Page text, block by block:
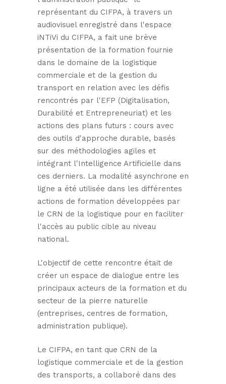
représentant du CIFPA, à travers un
audiovisuel enregistré dans l'espace
iNTiVi du CIFPA, a fait une brève
présentation de la formation fournie
dans le domaine de la logistique
commerciale et de la gestion du
transport en relation avec les défis
rencontrés par l'EFP (Digitalisation,
Durabilité et Entrepreneuriat) et les
actions des plans futurs : cours avec
des outils d'approche durable, basés
sur des méthodologies agiles et
intégrant l'Intelligence Artificielle dans
ces derniers. La modalité asynchrone en
ligne a été utilisée dans les différentes
actions de formation développées par
le CRN de la logistique pour en faciliter
l'accès au public cible au niveau
national.
L'objectif de cette rencontre était de
créer un espace de dialogue entre les
principaux acteurs de la formation et du
secteur de la pierre naturelle
(entreprises, centres de formation,
administration publique).
Le CIFPA, en tant que CRN de la
logistique commerciale et de la gestion
des transports, a collaboré dans des